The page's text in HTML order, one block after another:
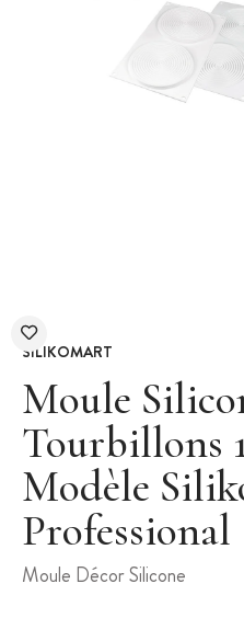
SILIKOMART
Moule
Tourbillons
Modèle
Professional
Moule Décor Silicone